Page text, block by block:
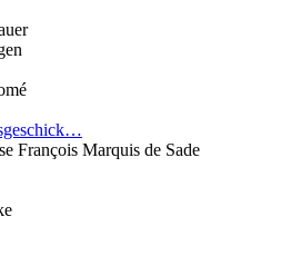
François Marquis de Sade